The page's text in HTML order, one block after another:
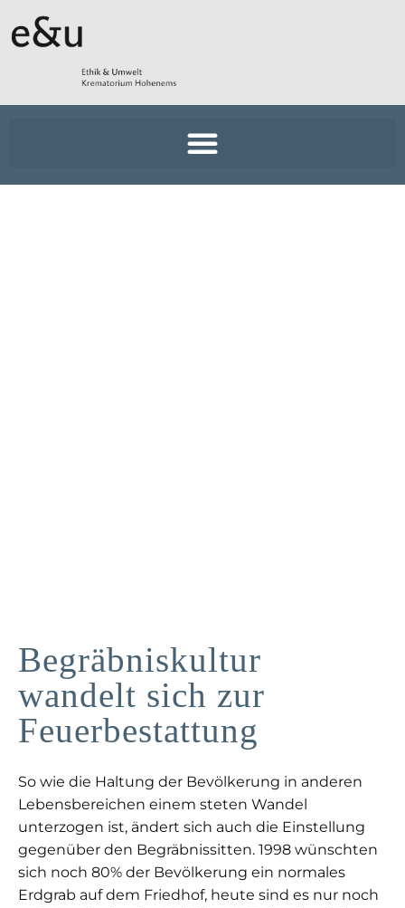
Begräbniskultur
wandelt sich zur
Feuerbestattung
So wie die Haltung der Bevölkerung in anderen
Lebensbereichen einem steten Wandel
unterzogen ist, ändert sich auch die Einstellung
gegenüber den Begräbnissitten. 1998 wünschten
sich noch 80% der Bevölkerung ein normales
Erdgrab auf dem Friedhof, heute sind es nur noch